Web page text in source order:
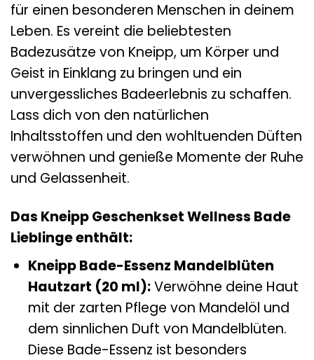
für einen besonderen Menschen in deinem
Leben. Es vereint die beliebtesten
Badezusätze von Kneipp, um Körper und
Geist in Einklang zu bringen und ein
unvergessliches Badeerlebnis zu schaffen.
Lass dich von den natürlichen
Inhaltsstoffen und den wohltuenden Düften
verwöhnen und genieße Momente der Ruhe
und Gelassenheit.
Das Kneipp Geschenkset Wellness Bade
Lieblinge enthält:
Kneipp Bade-Essenz Mandelblüten
Hautzart (20 ml):Verwöhne deine Haut
mit der zarten Pflege von Mandelöl und
dem sinnlichen Duft von Mandelblüten.
Diese Bade-Essenz ist besonders